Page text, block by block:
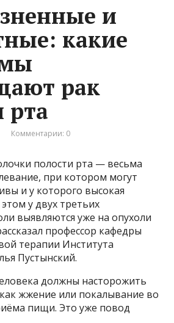
и
какие
рак
рта
Комментарии: 0
полости рта — весьма
при котором могут
и у которого высокая
у двух третьих
выявляются уже на опухоли
профессор кафедры
терапии Института
Пустынский.
должны насторожить
жжение или покалывание во
пищи. Это уже повод